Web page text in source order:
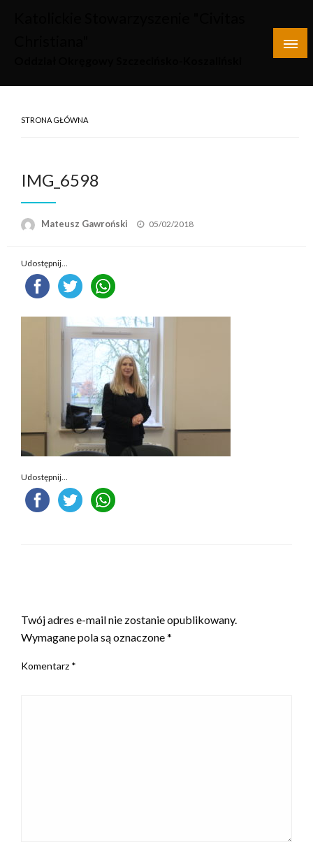
STRONA GŁÓWNA
IMG_6598
Mateusz Gawroński
Opublikowane
05/02/2018
Udostępnij...
Udostępnij...
Twój adres e-mail nie zostanie opublikowany.
Wymagane pola są oznaczone*
Komentarz *